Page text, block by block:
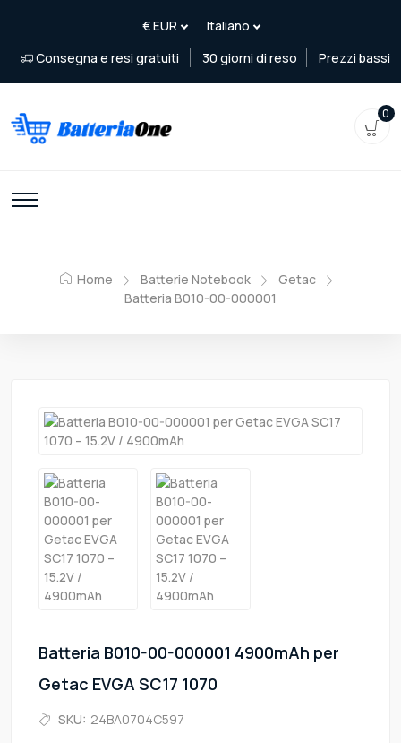
Consegna e resi gratuiti 30 giorni di reso Prezzi bassi
0
Home Batterie Notebook
Getac
Batteria B010-00-000001
Batteria B010-00-000001 4900mAh per
Getac EVGA SC17 1070
SKU: 24BA0704C597